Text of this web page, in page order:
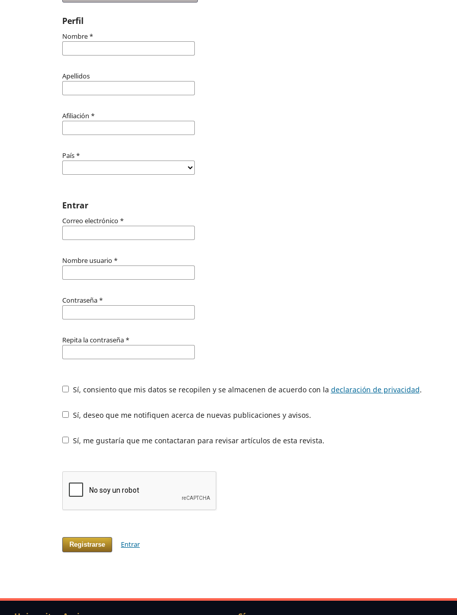
Perfil
Nombre *
Apellidos
Afiliación *
País *
Entrar
Correo electrónico *
Nombre usuario *
Contraseña *
Repita la contraseña *
Sí, consiento que mis datos se recopilen y se almacenen de acuerdo con la declaración de privacidad.
Sí, deseo que me notifiquen acerca de nuevas publicaciones y avisos.
Sí, me gustaría que me contactaran para revisar artículos de esta revista.
Registrarse Entrar